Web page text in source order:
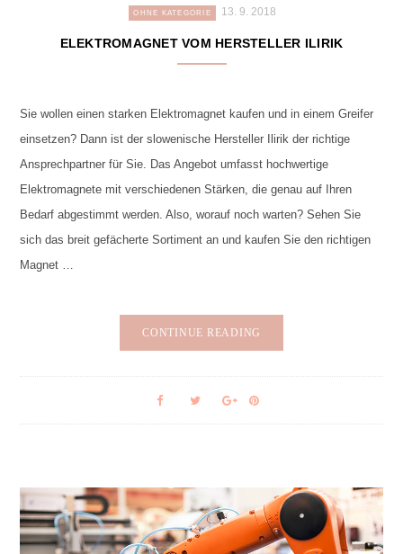
OHNE KATEGORIE 13. 9. 2018
ELEKTROMAGNET VOM HERSTELLER ILIRIK
Sie wollen einen starken Elektromagnet kaufen und in einem Greifer
einsetzen? Dann ist der slowenische Hersteller Ilirik der richtige
Ansprechpartner für Sie. Das Angebot umfasst hochwertige
Elektromagnete mit verschiedenen Stärken, die genau auf Ihren
Bedarf abgestimmt werden. Also, worauf noch warten? Sehen Sie
sich das breit gefächerte Sortiment an und kaufen Sie den richtigen
Magnet …
CONTINUE READING